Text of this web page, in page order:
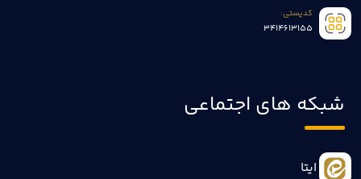
کدپستی:
3414613155
شبکه های اجتماعی
ایتا